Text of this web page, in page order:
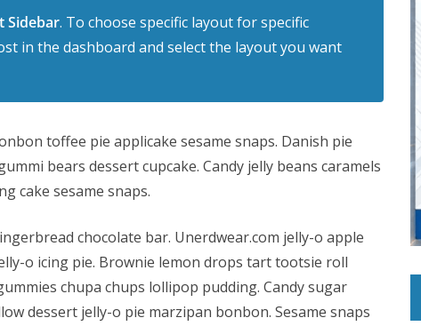
Sidebar. To choose specific layout for specific
in the dashboard and select the layout you want
toffee pie applicake sesame snaps. Danish pie
bears dessert cupcake. Candy jelly beans caramels
cake sesame snaps.
chocolate bar. Unerdwear.com jelly-o apple
o icing pie. Brownie lemon drops tart tootsie roll
chupa chups lollipop pudding. Candy sugar
dessert jelly-o pie marzipan bonbon. Sesame snaps